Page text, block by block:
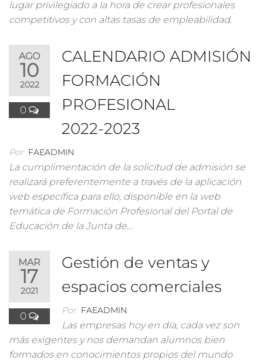
lugar privilegiado a la hora de crear profesionales
competitivos y con altas tasas de empleabilidad.
AGO
10
2022
0
CALENDARIO ADMISIÓN
FORMACIÓN
PROFESIONAL
2022-2023
Por FAEADMIN
La cumplimentación de la solicitud de admisión se
realizará preferentemente a través de la aplicación
web específica para ello, disponible en la web
temática de Formación Profesional del Portal de
Educación de la Junta de…
MAR
17
2021
0
Gestión de ventas y
espacios comerciales
Por FAEADMIN
Las empresas hoy en día, cada vez son
más exigentes y nos demandan alumnos bien
formados en conocimientos propios del mundo